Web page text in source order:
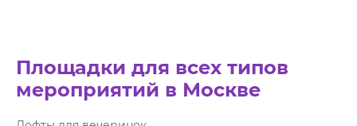
Площадки для всех типов
мероприятий в Москве